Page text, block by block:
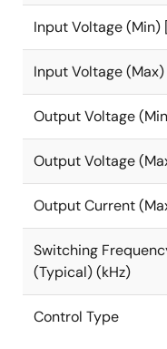
のr
を持つよう
のFETにより、デバ
供給します。
ISL85003は、DCM
DCMの軽負荷効率を
グ周波数は内部で
バイスは、広いライ
って±1%の最大スタ
差を提供します。 出
0.8V までユーザーが
すると、コントロー
ュレータはプリバイ
故障保護は、正また
限、出力および入力
Input Voltage (Min)
Input Voltage (Max)
Output Voltage
Output Voltage
Output Current
Switching
(Typical) (kHz)
Control Type